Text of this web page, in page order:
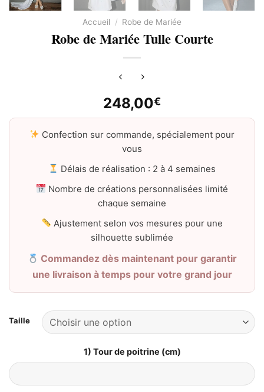
Accueil / Robe de Mariée
Robe de Mariée Tulle Courte
248,00€
Confection sur commande, spécialement pour
vous
Délais de réalisation : 2 à 4 semaines
Nombre de créations personnalisées limité
chaque semaine
Ajustement selon vos mesures pour une
silhouette sublimée
Commandez dès maintenant pour garantir
une livraison à temps pour votre grand jour
Taille
1) Tour de poitrine (cm)